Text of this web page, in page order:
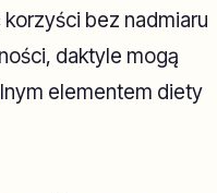
bez nadmiaru
daktyle mogą
elementem diety